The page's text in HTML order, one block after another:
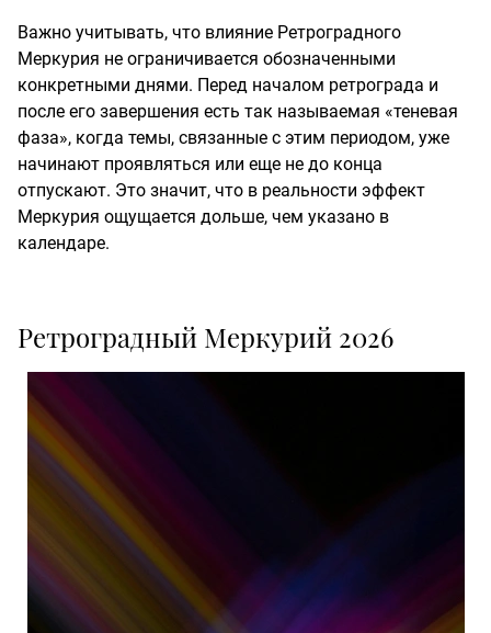
Важно учитывать, что влияние Ретроградного
Меркурия не ограничивается обозначенными
конкретными днями. Перед началом ретрограда и
после его завершения есть так называемая «теневая
фаза», когда темы, связанные с этим периодом, уже
начинают проявляться или еще не до конца
отпускают. Это значит, что в реальности эффект
Меркурия ощущается дольше, чем указано в
календаре.
Ретроградный Меркурий 2026